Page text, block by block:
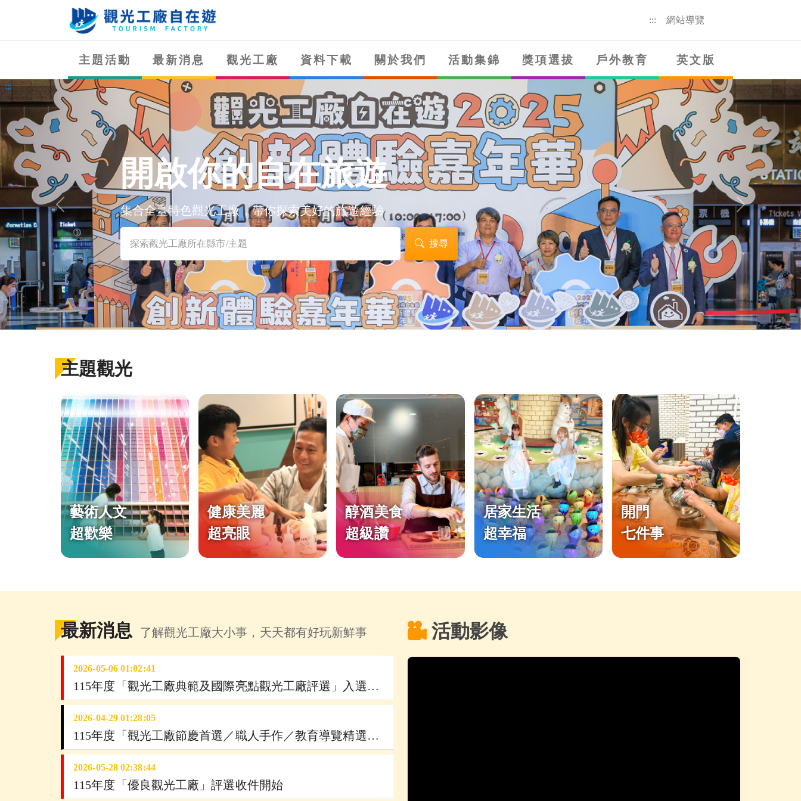
容
區
塊
::: 網站導覽
主題活動 最新消息 觀光工廠 資料下載 關於我們 活動集錦 獎項選拔 戶外教育 英文版
:::
Previous Next
開啟你的自在旅遊
集合全臺特色觀光工廠，帶你探索美好的旅遊經驗
搜尋
主題觀光
藝術人文
超歡樂
健康美麗
超亮眼
醇酒美食
超級讚
居家生活
超幸福
開門
七件事
最新消息 了解觀光工廠大小事，天天都有好玩新鮮事
2026-05-06 01:02:41
115年度「觀光工廠典範及國際亮點觀光工廠評選」入選名單
2026-04-29 01:28:05
115年度「觀光工廠節慶首選／職人手作／教育導覽精選」評選活動正式開跑，開始收件囉!!!
2026-05-28 02:38:44
115年度「優良觀光工廠」評選收件開始
活動影像